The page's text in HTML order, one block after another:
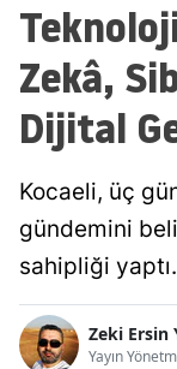
Zekâ,
Dijital
Kocaeli, üç
gündemini
sahipliği yaptı.
Zeki Ersin
Yayın